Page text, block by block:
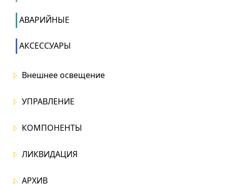
АВАРИЙНЫЕ
АКСЕССУАРЫ
Внешнее освещение
УПРАВЛЕНИЕ
КОМПОНЕНТЫ
ЛИКВИДАЦИЯ
АРХИВ